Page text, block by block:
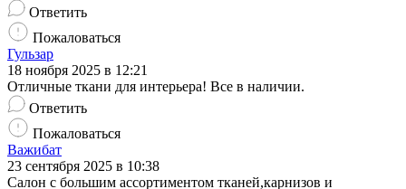
Ответить
Пожаловаться
Гульзар
18 ноября 2025 в 12:21
Отличные ткани для интерьера! Все в наличии.
Ответить
Пожаловаться
Важибат
23 сентября 2025 в 10:38
Салон с большим ассортиментом тканей,карнизов и